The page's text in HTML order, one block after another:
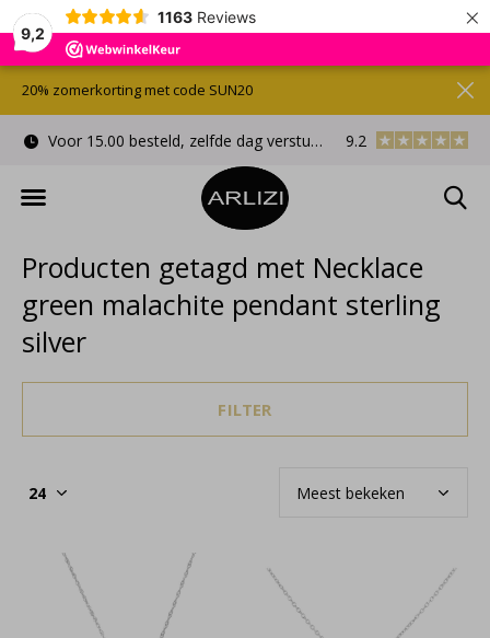
9,2
1163 Reviews ×
Voor 15.00 besteld, zelfde dag verstuurd Gratis
9.2
20% zomerkorting met code SUN20
Producten getagd met Necklace
green malachite pendant sterling
silver
FILTER